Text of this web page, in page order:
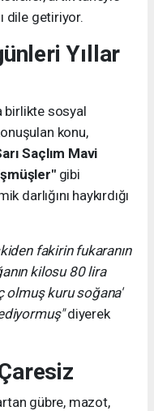
dile getiriyor.
Yıllar
birlikte sosyal
konu,
Saçlım Mavi
gibi
darlığını haykırdığı
fakirin fukaranın
kilosu 80 lira
olmuş kuru soğana'
diyerek
gübre, mazot,